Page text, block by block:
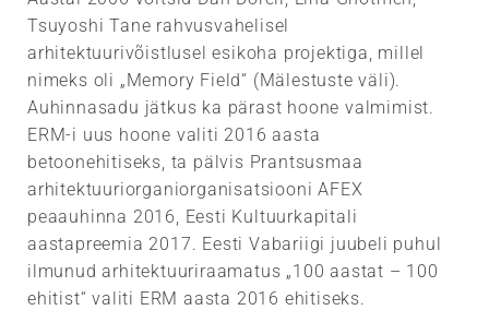
ACOUSTIC 4MPa
MASK
SEINAPANEELID
TREPIELEMENDID
KROHVISÜSTEEM
Lisatooted ja
tööriistad
Liimsegud
Vuugisarrus Murfor
Sertifikaadid
kalkulaator
Vanade kiviseinte
soojustamine
Tulepüsivusnõudega
konstruktsioonid
Müüritise armeerimine ja
Avade sildamine
Kinnitamine
Paneelseinte
projekteerimine
Näidissõlmed
Eramud
Rida- ja kortermajad
Tööstus- ja
logistikahallid
Talvise paigaldamise
eripärad
Vaheseinaelementide
paigaldus
Silluste paigaldus
U-plokkidest sillused
Laepaneelide paigaldus
Välisviimistlus
Siseviimistlus
Seinte krohvimise
põhitõed
Krohvitootjate juhendid
Kinnitustarvikud
Ülevaade
Juhtkond
Vabad töökohad
Tegevuspoliitika
Ajalugu
Projektid
Referentsid
Videod
bauroc toodete tutvustus
Bauroc poorbetoon
Paigaldusvideod
Videopodcastid
Ilmunud artiklid
Ehitusfüüsika
Niiskus
Seina soojusinerts
Küsimused ja vastused
Tsuyoshi Tane rahvusvahelisel
arhitektuurivõistlusel esikoha projektiga, millel
nimeks oli „Memory Field“ (Mälestuste väli).
Auhinnasadu jätkus ka pärast hoone valmimist.
ERM-i uus hoone valiti 2016 aasta
betoonehitiseks, ta pälvis Prantsusmaa
arhitektuuriorganiorganisatsiooni AFEX
peaauhinna 2016, Eesti Kultuurkapitali
aastapreemia 2017. Eesti Vabariigi juubeli puhul
ilmunud arhitektuuriraamatus „100 aastat – 100
ehitist“ valiti ERM aasta 2016 ehitiseks.